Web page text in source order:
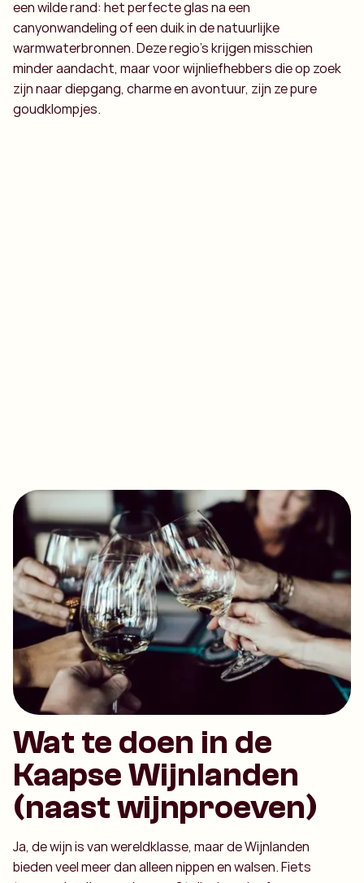
een wilde rand: het perfecte glas na een
canyonwandeling of een duik in de natuurlijke
warmwaterbronnen. Deze regio’s krijgen misschien
minder aandacht, maar voor wijnliefhebbers die op zoek
zijn naar diepgang, charme en avontuur, zijn ze pure
goudklompjes.
Wat te doen in de
Kaapse Wijnlanden
(naast wijnproeven)
Ja, de wijn is van wereldklasse, maar de Wijnlanden
bieden veel meer dan alleen nippen en walsen. Fiets